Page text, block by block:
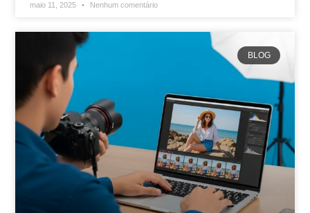
maio 11, 2025 Nenhum comentário
BLOG